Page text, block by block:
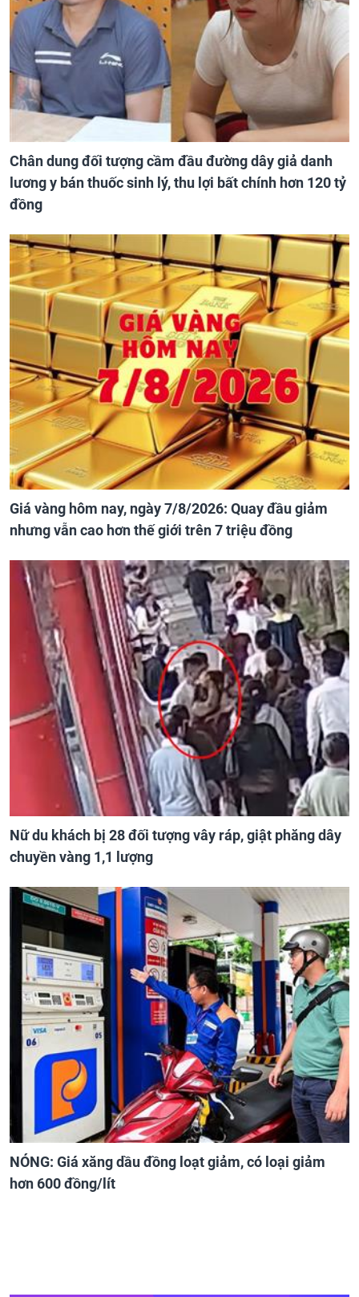
Chân dung đối tượng cầm đầu đường dây giả danh
lương y bán thuốc sinh lý, thu lợi bất chính hơn 120 tỷ
đồng
Giá vàng hôm nay, ngày 7/8/2026: Quay đầu giảm
nhưng vẫn cao hơn thế giới trên 7 triệu đồng
Nữ du khách bị 28 đối tượng vây ráp, giật phăng dây
chuyền vàng 1,1 lượng
NÓNG: Giá xăng dầu đồng loạt giảm, có loại giảm
hơn 600 đồng/lít